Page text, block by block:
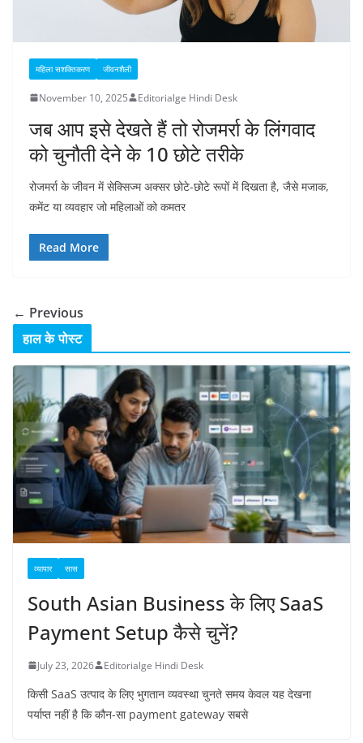
महिला सशक्तिकरण जीवनशैली
November 10, 2025 Editorialge Hindi Desk
जब आप इसे देखते हैं तो रोजमर्रा के लिंगवाद
को चुनौती देने के 10 छोटे तरीके
रोजमर्रा के जीवन में सेक्सिज्म अक्सर छोटे-छोटे रूपों में दिखता है, जैसे मजाक,
कमेंट या व्यवहार जो महिलाओं को कमतर
Read More
← Previous
हाल के पोस्ट
व्यापार सास
South Asian Business के लिए SaaS
Payment Setup कैसे चुनें?
July 23, 2026 Editorialge Hindi Desk
किसी SaaS उत्पाद के लिए भुगतान व्यवस्था चुनते समय केवल यह देखना
पर्याप्त नहीं है कि कौन-सा payment gateway सबसे